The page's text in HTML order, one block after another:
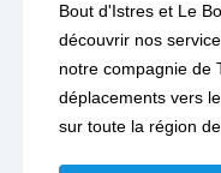
Bout d'Istres et Le
découvrir nos
notre compagnie de
déplacements vers
sur toute la région